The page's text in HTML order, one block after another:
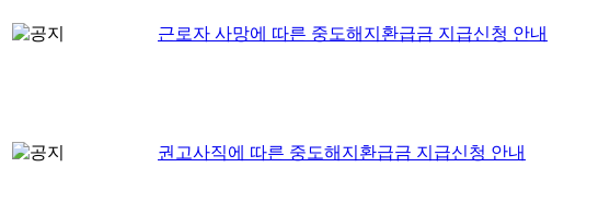
근로자 사망에 따른 중도해지환급금 지급신청 안내
권고사직에 따른 중도해지환급금 지급신청 안내